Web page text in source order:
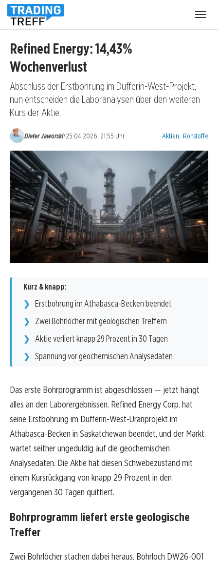
Refined Energy: 14,43%
Wochenverlust
Abschluss der Erstbohrung im Dufferin-West-Projekt,
nun entscheiden die Laboranalysen über den weiteren
Kurs der Aktie.
Dieter Jaworski•25.04.2026, 21:55 Uhr Kategorien:
Aktien Rohstoffe
Kurz & knapp:
Erstbohrung im Athabasca-Becken beendet
Zwei Bohrlöcher mit geologischen Treffern
Aktie verliert knapp 29 Prozent in 30 Tagen
Spannung vor geochemischen Analysedaten
Das erste Bohrprogramm ist abgeschlossen — jetzt hängt
alles an den Laborergebnissen. Refined Energy Corp. hat
seine Erstbohrung im Dufferin-West-Uranprojekt im
Athabasca-Becken in Saskatchewan beendet, und der Markt
wartet seither ungeduldig auf die geochemischen
Analysedaten. Die Aktie hat diesen Schwebezustand mit
einem Kursrückgang von knapp 29 Prozent in den
vergangenen 30 Tagen quittiert.
Bohrprogramm liefert erste geologische
Treffer
Zwei Bohrlöcher stachen dabei heraus. Bohrloch DW26-001